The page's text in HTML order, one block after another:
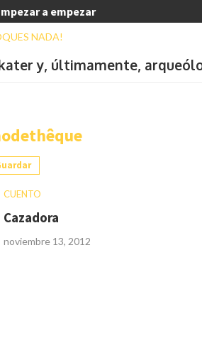
a empezar
y, últimamente,
CUENTO
Cazadora
noviembre 13, 2012